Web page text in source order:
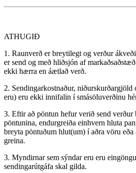
ATHUGIÐ
1. Raunverð er breytilegt og verður
er send og með hliðsjón af
ekki hærra en áætlað verð.
2. Sendingarkostnaður,
eru) eru ekki innifalin í smásöluverðinu
3. Eftir að pöntun hefur verið send
pöntunina, endurgreiða einhvern hluta
breyta pöntuðum hlut(um) í aðra vöru
greina.
3. Myndirnar sem sýndar eru eru
sendingarútgáfa skal gilda.